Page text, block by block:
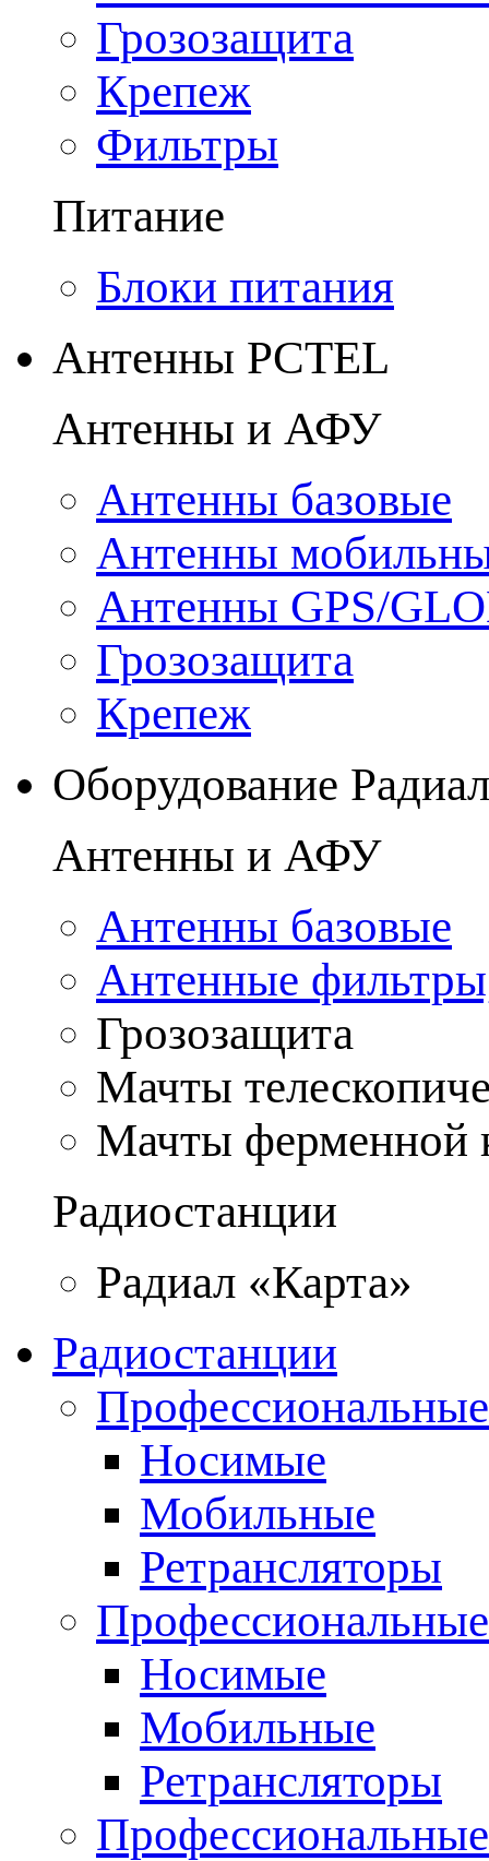
Грозозащита
Крепеж
Фильтры
Питание
Блоки питания
Антенны PCTEL
Антенны и АФУ
Антенны базовые
Антенны
Антенны GPS/
Грозозащита
Крепеж
Оборудование Радиал
Антенны и АФУ
Антенны базовые
Антенные
Грозозащита
Мачты
Мачты ферменной
Радиостанции
Радиал «Карта»
Радиостанции
Носимые
Мобильные
Ретрансляторы
Носимые
Мобильные
Ретрансляторы